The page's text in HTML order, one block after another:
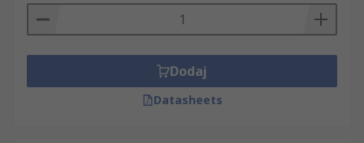
Dodaj
Datasheets